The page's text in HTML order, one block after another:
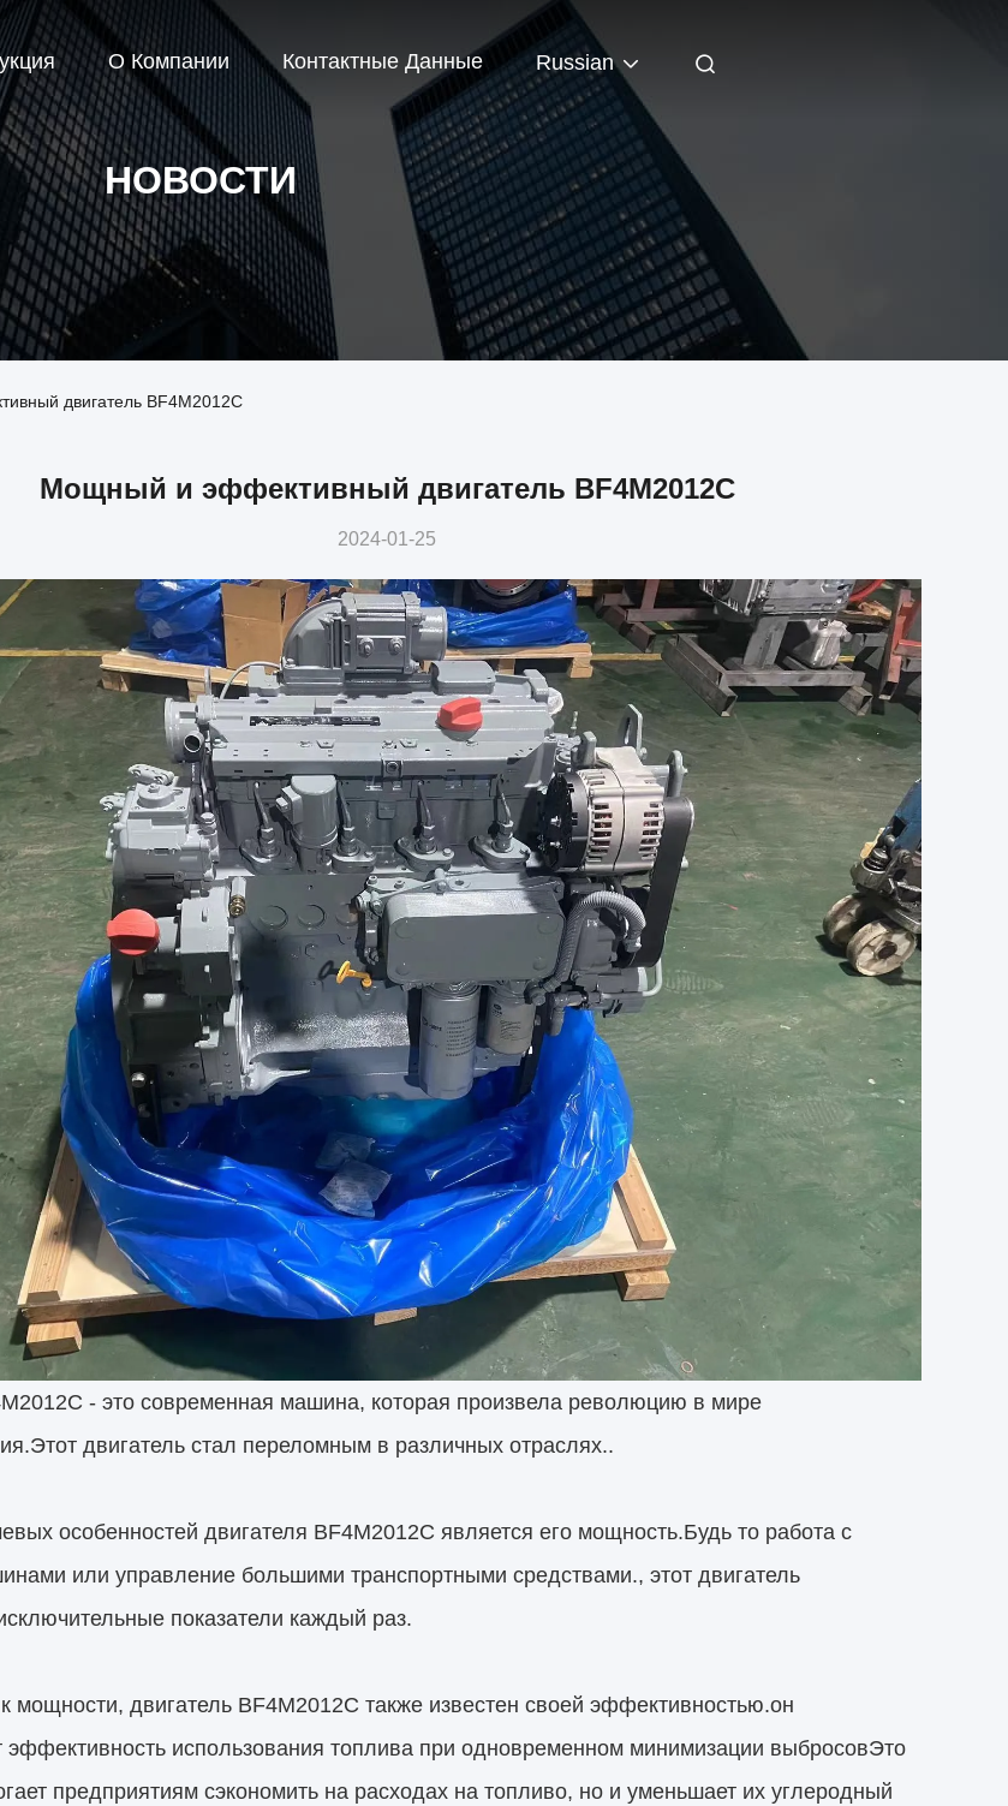
О Компании Контактные Данные Russian
НОВОСТИ
двигатель BF4M2012C
Мощный и эффективный двигатель BF4M2012C
2024-01-25
- это современная машина, которая произвела революцию в мире
двигатель стал переломным в различных отраслях..
особенностей двигателя BF4M2012C является его мощность.Будь то работа с
или управление большими транспортными средствами., этот двигатель
показатели каждый раз.
мощности, двигатель BF4M2012C также известен своей эффективностью.он
эффективность использования топлива при одновременном минимизации выбросовЭто
предприятиям сэкономить на расходах на топливо, но и уменьшает их углеродный